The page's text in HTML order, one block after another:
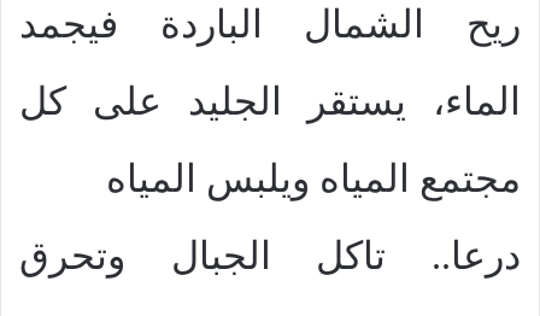
ريح الشمال الباردة فيجمد
الماء، يستقر الجليد على كل
مجتمع المياه ويلبس المياه
درعا.. تاكل الجبال وتحرق